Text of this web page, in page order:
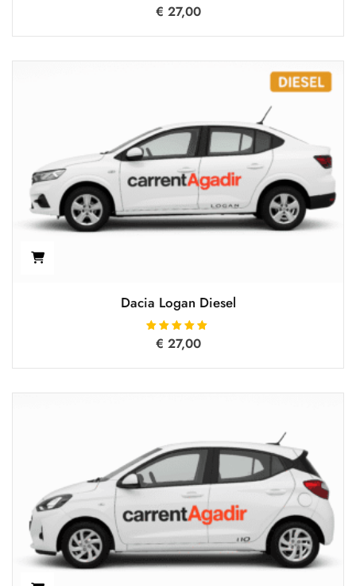
Oceniono
5.00
€ 27,00
Dacia Logan Diesel
Oceniono
5.00
€ 27,00